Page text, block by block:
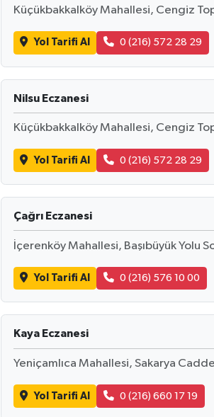
Küçükbakkalköy Mahallesi, Cengiz
Yol Tarifi Al 0 (216) 572 28 29
Nilsu Eczanesi
Küçükbakkalköy Mahallesi, Cengiz
Yol Tarifi Al 0 (216) 572 28 29
Çağrı Eczanesi
İçerenköy Mahallesi, Başıbüyük Yolu
Yol Tarifi Al 0 (216) 576 10 00
Kaya Eczanesi
Yeniçamlıca Mahallesi, Sakarya
Yol Tarifi Al 0 (216) 660 17 19